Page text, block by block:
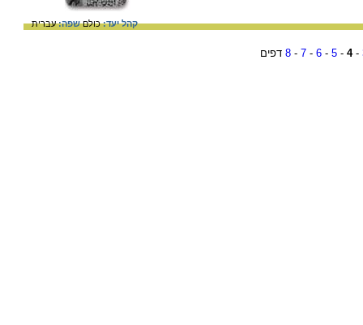
קהל יעד:כולםשפה:עברית
-
4
-
5
-
6
-
7
-
8 דפים